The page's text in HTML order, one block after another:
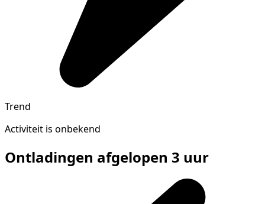
Trend
Activiteit is onbekend
Ontladingen afgelopen 3 uur